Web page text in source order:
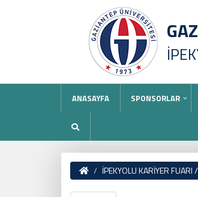
ANASAYFA SPONSORLAR
İPEKYOLU KARİYER